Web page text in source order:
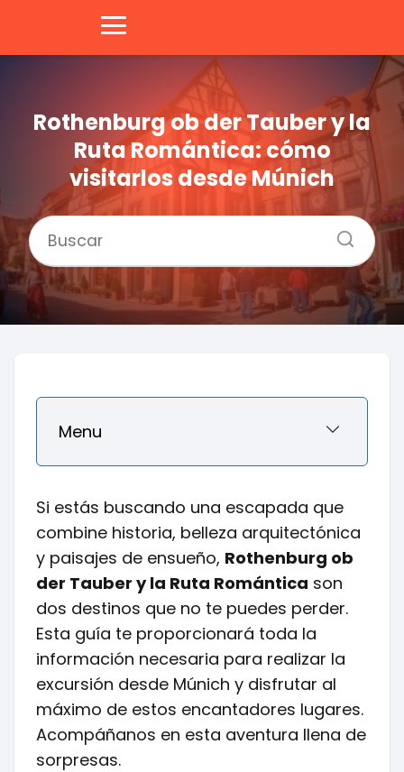
Rothenburg ob der Tauber y la
Ruta Romántica: cómo
visitarlos desde Múnich
Menu
Si estás buscando una escapada que
combine historia, belleza arquitectónica
y paisajes de ensueño, Rothenburg ob
der Tauber y la Ruta Romántica son
dos destinos que no te puedes perder.
Esta guía te proporcionará toda la
información necesaria para realizar la
excursión desde Múnich y disfrutar al
máximo de estos encantadores lugares.
Acompáñanos en esta aventura llena de
sorpresas.